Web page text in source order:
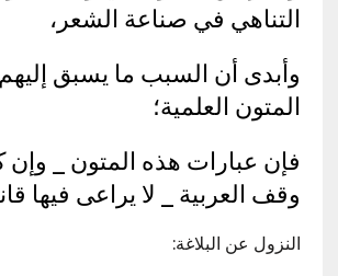
التناهي في صناعة الشعر،
وأبدى أن السبب ما يسبق
المتون العلمية؛
فإن عبارات هذه المتون _
وقف العربية _ لا يراعى فيها
النزول عن البلاغة: